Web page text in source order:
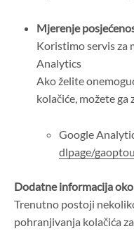
Mjerenje
Koristimo servis za
Analytics
Ako želite
kolačiće, možete
Google
dlpage/
Dodatne informacija
Trenutno postoji
pohranjivanja kolačića